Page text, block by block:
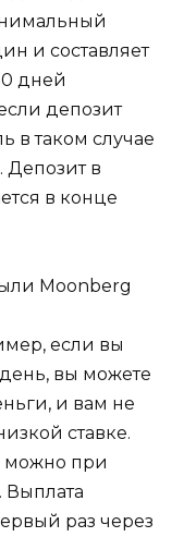
и составляет
дней
депозит
в таком случае
Депозит в
в конце
Moonberg
если вы
вы можете
и вам не
ставке.
можно при
раз через